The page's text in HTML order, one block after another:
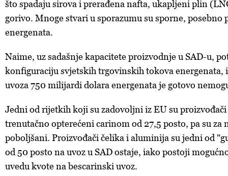
što spadaju sirova i prerađena nafta, ukapljeni plin
gorivo. Mnoge stvari u sporazumu su sporne, posebno
energenata.
Naime, uz sadašnje kapacitete proizvodnje u SAD-u,
konfiguraciju svjetskih trgovinskih tokova energenata,
uvoza 750 milijardi dolara energenata je gotovo
Jedni od rijetkih koji su zadovoljni iz EU su
trenutačno opterećeni carinom od 27,5 posto, pa su
poboljšani. Proizvođači čelika i aluminija su jedni od
od 50 posto na uvoz u SAD ostaje, iako postoji
uvedu kvote na bescarinski uvoz.